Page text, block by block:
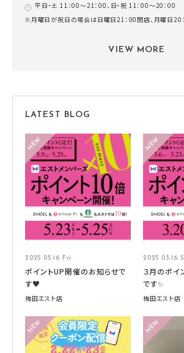
平日・土 11：00～21：00、日・祝 11：00～20：00
※月曜日が祝日の場合は日曜日21：00閉店、月曜日20
VIEW MORE
LATEST BLOG
2025.05.16 Fri
ポイントUP開催のお知らせで
す♥
梅田エスト店
2025.03.16
３月のポイ
です✨
梅田エスト店